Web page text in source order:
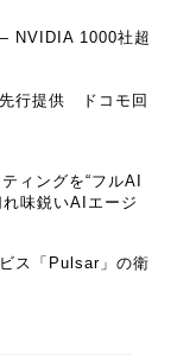
NVIDIA 1000社超
行提供 ドコモ回
ィングを“フルAI
味鋭いAIエージ
ス「Pulsar」の衛